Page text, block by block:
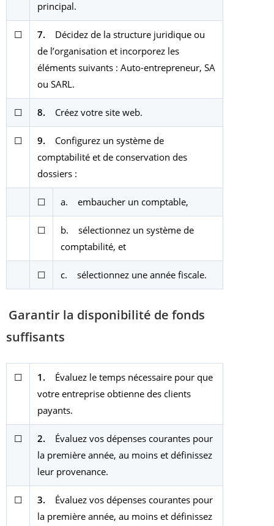
principal.
☐ 7. Décidez de la structure juridique ou
de l’organisation et incorporez les
éléments suivants : Auto-entrepreneur, SA
ou SARL.
☐ 8. Créez votre site web.
☐ 9. Configurez un système de
comptabilité et de conservation des
dossiers :
☐ a. embaucher un comptable,
☐
b. sélectionnez un système de
comptabilité, et
☐ c. sélectionnez une année fiscale.
Garantir la disponibilité de fonds
suffisants
☐ 1. Évaluez le temps nécessaire pour que
votre entreprise obtienne des clients
payants.
☐ 2. Évaluez vos dépenses courantes pour
la première année, au moins et définissez
leur provenance.
☐ 3. Évaluez vos dépenses courantes pour
la première année, au moins et définissez